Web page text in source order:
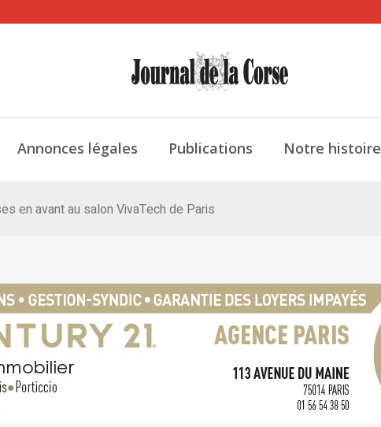
Annonces légales Publications Notre histoire
en avant au salon VivaTech de Paris